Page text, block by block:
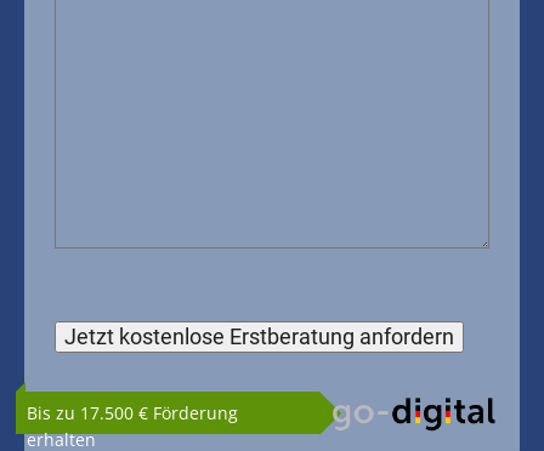
Bis zu 17.500 € Förderung
erhalten